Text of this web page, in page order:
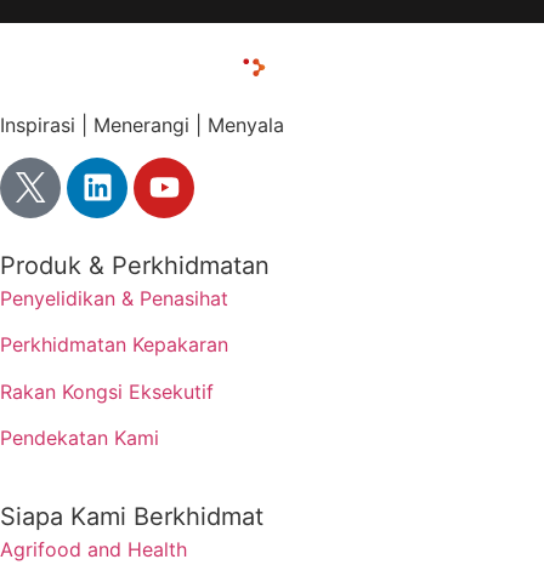
Inspirasi | Menerangi | Menyala
Produk & Perkhidmatan
Penyelidikan & Penasihat
Perkhidmatan Kepakaran
Rakan Kongsi Eksekutif
Pendekatan Kami
Siapa Kami Berkhidmat
Agrifood and Health